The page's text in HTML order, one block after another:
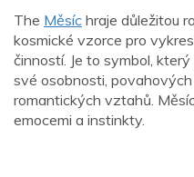
The Měsíc hraje důležitou
kosmické vzorce pro
činností. Je to symbol,
své osobnosti,
romantických vztahů.
emocemi a instinkty.